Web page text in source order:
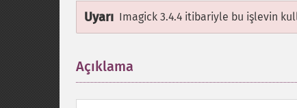
Uyarı Imagick 3.4.4 itibariyle bu işlevin
Açıklama